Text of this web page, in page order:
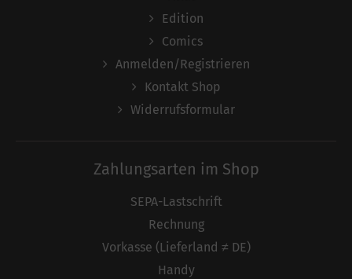
Edition
Comics
Anmelden/Registrieren
Kontakt Shop
Widerrufsformular
Zahlungsarten im Shop
SEPA-Lastschrift
Rechnung
Vorkasse (Lieferland ≠ DE)
Handy